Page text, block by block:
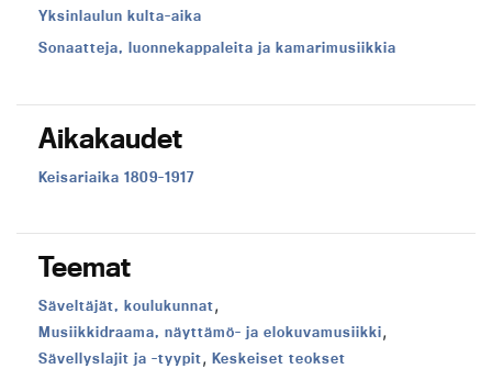
Yksinlaulun kulta-aika
Sonaatteja, luonnekappaleita ja kamarimusiikkia
Aikakaudet
Aikakausi:
Keisariaika 1809-1917
Teemat
Teema:
Säveltäjät, koulukunnat,
Teema:
Musiikkidraama, näyttämö- ja elokuvamusiikki,
Teema:
Sävellyslajit ja -tyypit, Teema:
Keskeiset teokset